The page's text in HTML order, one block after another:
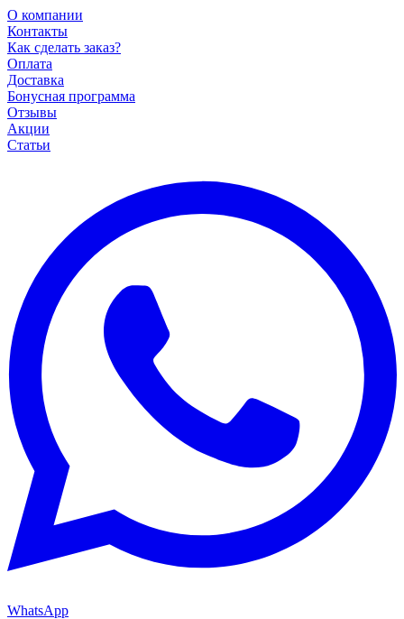
О компании
Контакты
Как сделать заказ?
Оплата
Доставка
Бонусная программа
Отзывы
Акции
Статьи
WhatsApp